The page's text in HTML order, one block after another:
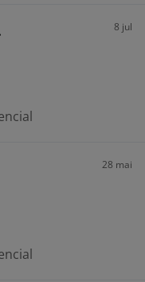
8 jul
28 mai